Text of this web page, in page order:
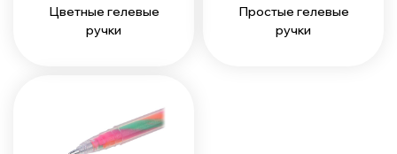
Цветные гелевые
ручки
Простые гелевые
ручки